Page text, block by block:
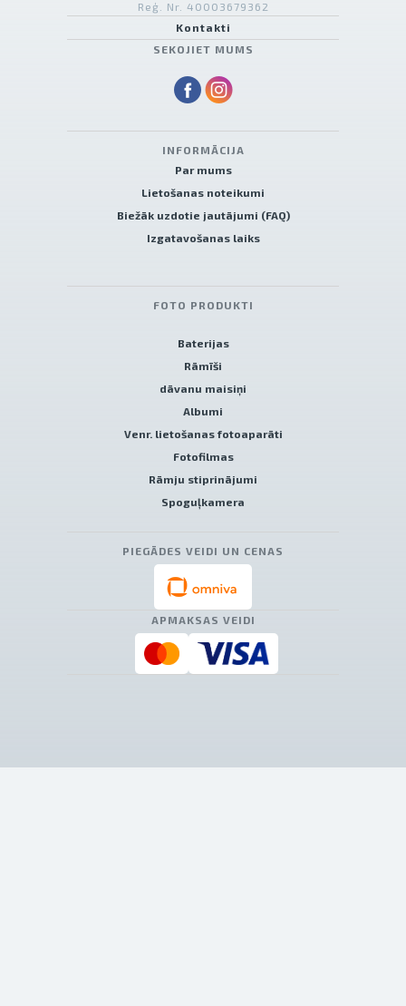
Reģ. Nr. 40003679362
Kontakti
SEKOJIET MUMS
INFORMĀCIJA
Par mums
Lietošanas noteikumi
Biežāk uzdotie jautājumi (FAQ)
Izgatavošanas laiks
FOTO PRODUKTI
Baterijas
Rāmīši
dāvanu maisiņi
Albumi
Venr. lietošanas fotoaparāti
Fotofilmas
Rāmju stiprinājumi
Spoguļkamera
PIEGĀDES VEIDI UN CENAS
APMAKSAS VEIDI